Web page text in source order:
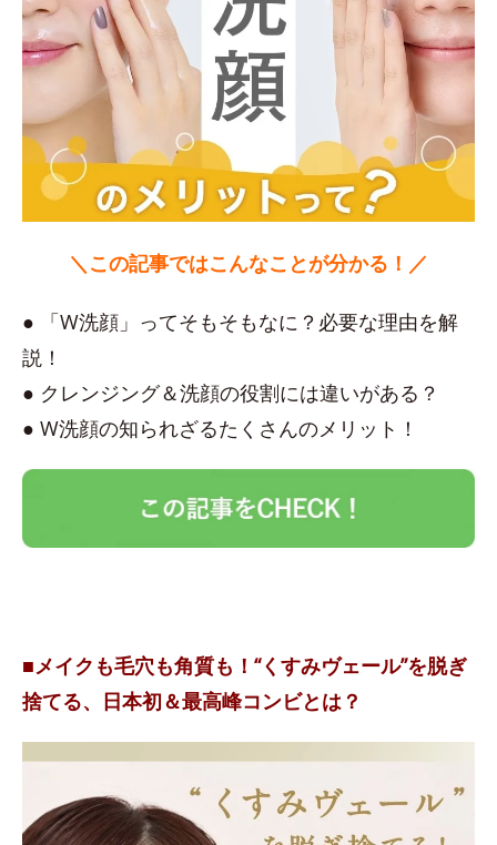
＼この記事ではこんなことが分かる！／
● 「W洗顔」ってそもそもなに？必要な理由を解
説！
● クレンジング＆洗顔の役割には違いがある？
● W洗顔の知られざるたくさんのメリット！
■メイクも毛穴も角質も！“くすみヴェール”を脱ぎ
捨てる、日本初＆最高峰コンビとは？